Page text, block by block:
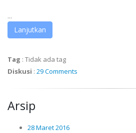
...
Lanjutkan
Tag : Tidak ada tag
Diskusi : 29 Comments
Arsip
28 Maret 2016